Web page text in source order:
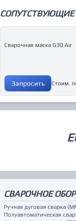
СОПУТСТВУЮЩИЕ
Сварочная маска G30 Air
Запросить Стоим.
СВАРОЧНОЕ
Ручная дуговая сварка
Полуавтоматическая